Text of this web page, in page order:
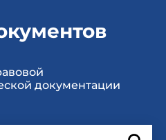
документации